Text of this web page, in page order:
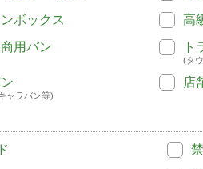
ボックス
高
用バン
ト
(タ
ャラバン等)
店